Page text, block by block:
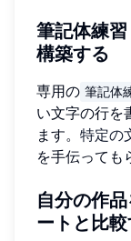
筆記体練
構築する
専用の 筆記体
い文字の行を
ます。 特定の
を手伝っても
自分の作
ートと比